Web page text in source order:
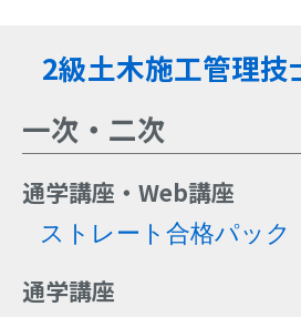
2級土木施工管理技
一次・二次
通学講座・Web講座
ストレート合格パック
通学講座